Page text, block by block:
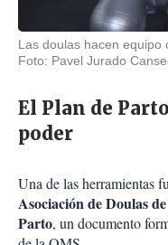
Las doulas hacen equipo
Foto: Pavel Jurado
El Plan de
poder
Una de las herramientas
Asociación de Doulas
Parto, un documento